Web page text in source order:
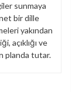
sunmaya
net bir dille
yakından
açıklığı ve
planda tutar.